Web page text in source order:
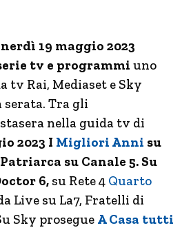
19 maggio 2023
tv e programmi uno
tv Rai, Mediaset e Sky
Tra gli
nella guida tv di
2023 I Migliori Anni su
su Canale 5. Su
6, su Rete 4 Quarto
Live su La7, Fratelli di
Sky prosegue A Casa tutti